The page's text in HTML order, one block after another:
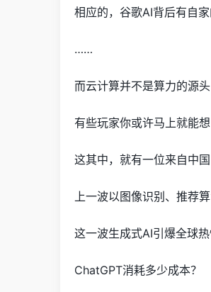
相应的，谷歌AI背后有自
……
而云计算并不是算力的源
有些玩家你或许马上就能
这其中，就有一位来自中
上一波以图像识别、推荐
这一波生成式AI引爆全球
ChatGPT消耗多少成本？